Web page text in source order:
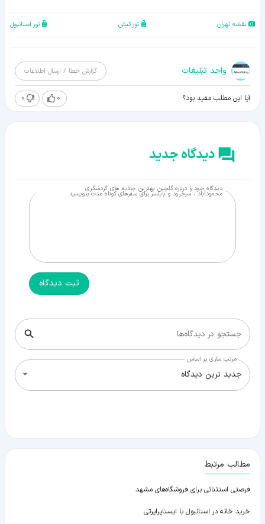
نقشه تهران تور کیش تور استانبول
واحد تبلیغات گزارش خطا / ارسال اطلاعات
آیا این مطلب مفید بود؟ 0
0
دیدگاه جدید
دیدگاه خود را درباره گلچین بهترین جاذبه های گردشگری
محمودآباد ، سرخرود و بابلسر برای سفرهای کوتاه مدت بنویسید
ثبت دیدگاه
جستجو در دیدگاه‌ها
مرتب سازی بر اساس
جدید ترین دیدگاه
مطالب مرتبط
فرصتی استثنائی برای فروشگاه‌های مشهد
خرید خانه در استانبول با ایستاپراپرتی